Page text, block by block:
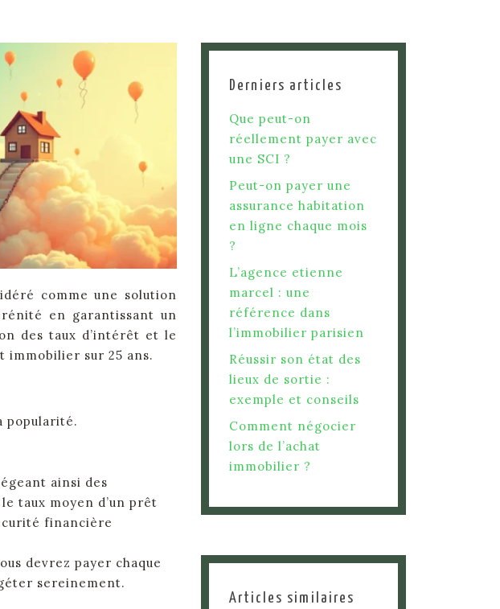
comme une solution
en garantissant un
des taux d’intérêt et le
immobilier sur 25 ans.
popularité.
ainsi des
taux moyen d’un prêt
financière
devrez payer chaque
sereinement.
Derniers articles
Que peut-on
réellement payer avec
une SCI ?
Peut-on payer une
assurance habitation
en ligne chaque mois
?
L’agence etienne
marcel : une
référence dans
l’immobilier parisien
Réussir son état des
lieux de sortie :
exemple et conseils
Comment négocier
lors de l’achat
immobilier ?
Articles similaires